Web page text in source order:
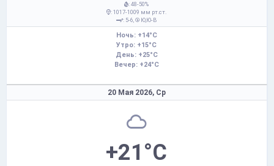
: 48-50%
: 1017-1009 мм рт.ст.
: 5-6,
Ю,Ю-В
Ночь: +14°C
Утро: +15°C
День: +25°C
Вечер: +24°C
20 Мая 2026, Ср
+21°C